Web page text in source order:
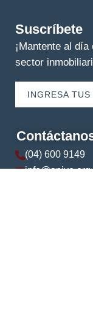
Suscríbete
¡Mantente al
sector
INGRESA TUS
(04) 600 9149
info@apive.org